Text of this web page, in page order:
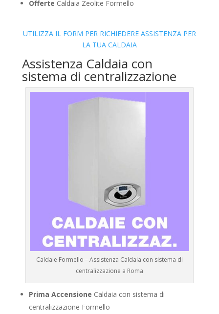
Offerte Caldaia Zeolite Formello
UTILIZZA IL FORM PER RICHIEDERE ASSISTENZA PER
LA TUA CALDAIA
Assistenza Caldaia con
sistema di centralizzazione
Caldaie Formello – Assistenza Caldaia con sistema di
centralizzazione a Roma
Prima Accensione Caldaia con sistema di
centralizzazione Formello